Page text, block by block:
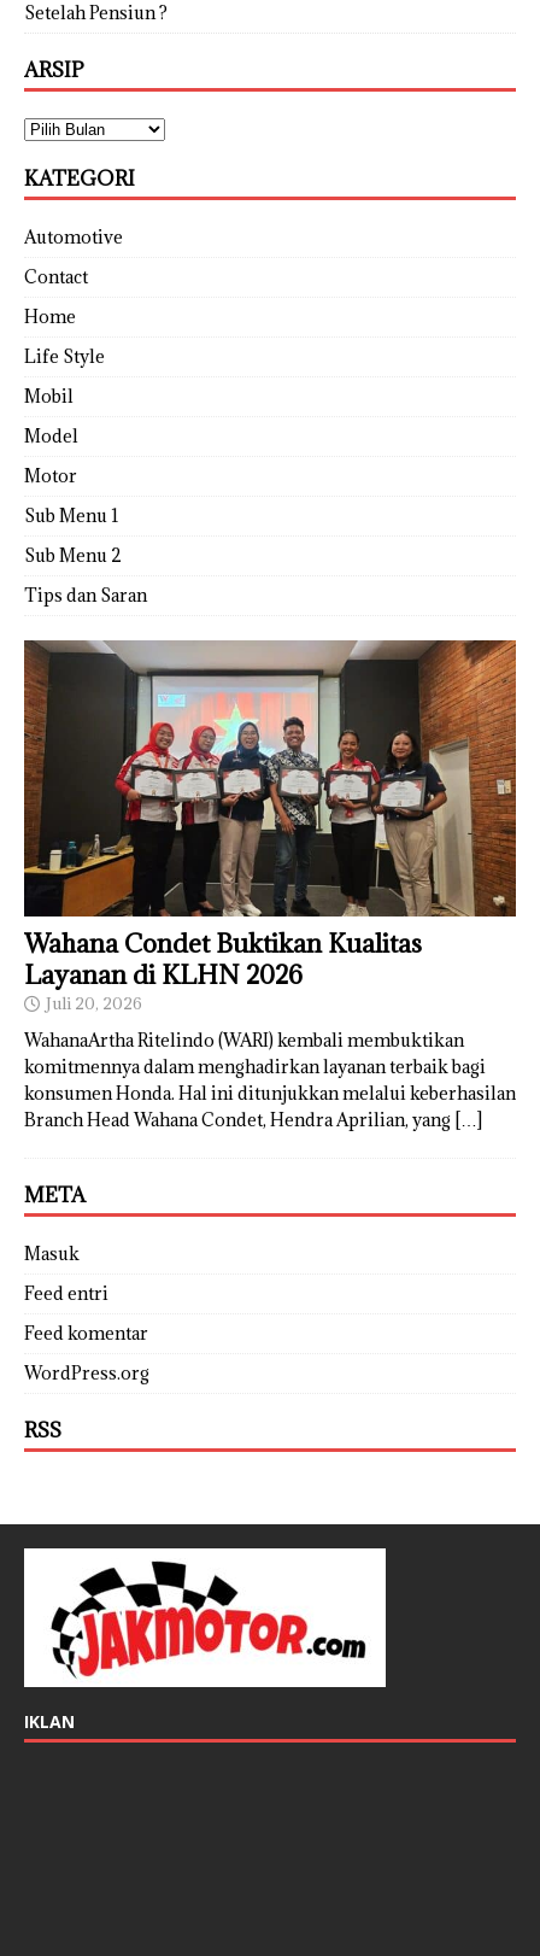
Setelah Pensiun ?
ARSIP
KATEGORI
Automotive
Contact
Home
Life Style
Mobil
Model
Motor
Sub Menu 1
Sub Menu 2
Tips dan Saran
Wahana Condet Buktikan Kualitas
Layanan di KLHN 2026
Juli 20, 2026
WahanaArtha Ritelindo (WARI) kembali membuktikan
komitmennya dalam menghadirkan layanan terbaik bagi
konsumen Honda. Hal ini ditunjukkan melalui keberhasilan
Branch Head Wahana Condet, Hendra Aprilian, yang […]
META
Masuk
Feed entri
Feed komentar
WordPress.org
RSS
IKLAN